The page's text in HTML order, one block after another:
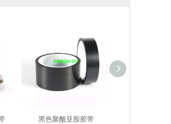
黑色聚酰亚胺胶带